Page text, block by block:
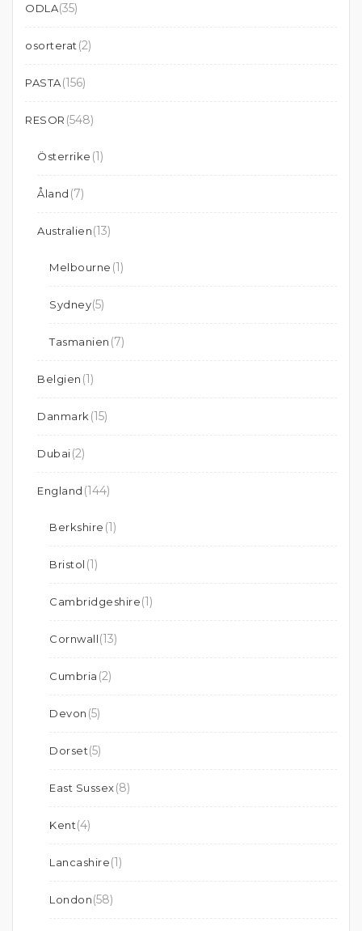
ODLA(35)
osorterat (2)
PASTA(156)
RESOR (548)
Österrike (1)
Åland (7)
Australien(13)
Melbourne (1)
Sydney(5)
Tasmanien (7)
Belgien (1)
Danmark (15)
Dubai(2)
England (144)
Berkshire (1)
Bristol (1)
Cambridgeshire(1)
Cornwall(13)
Cumbria (2)
Devon (5)
Dorset(5)
East Sussex(8)
Kent(4)
Lancashire(1)
London(58)